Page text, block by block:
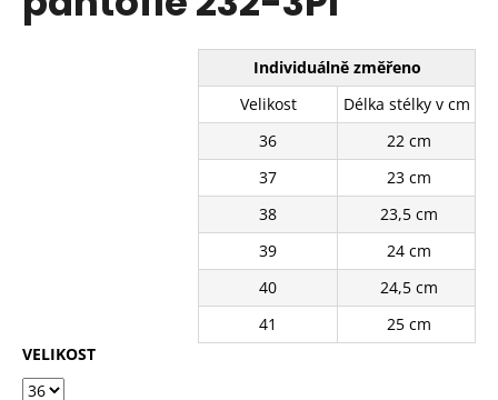
5
Individuálně změřeno
Velikost
Délka stélky v cm
36
22 cm
37
23 cm
38
23,5 cm
39
24 cm
40
24,5 cm
41
25 cm
VELIKOST
u
490
Kč